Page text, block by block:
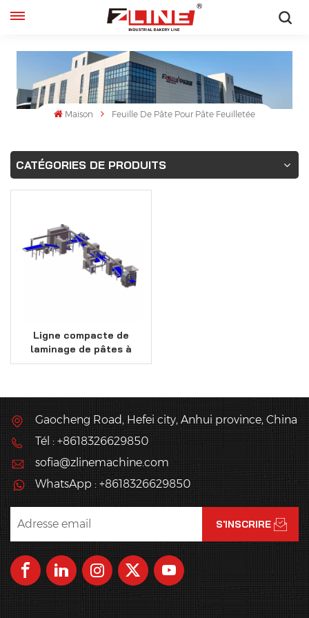
français
español
Maison Feuille De Pâte Pour Pâte Feuilletée
CATÉGORIES DE PRODUITS
Ligne compacte de
laminage de pâtes à
pâtisserie
Gaocheng Road, Hefei city, Anhui province, China
Tél : +8618326629850
sofia@zlinemachine.com
WhatsApp : +8618326629850